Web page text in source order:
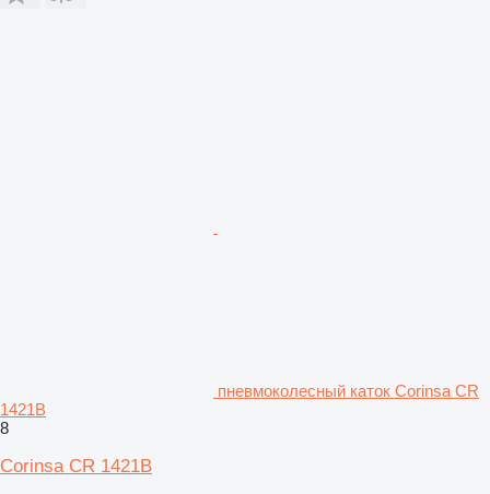
пневмоколесный каток Corinsa CR
1421B
8
Corinsa CR 1421B